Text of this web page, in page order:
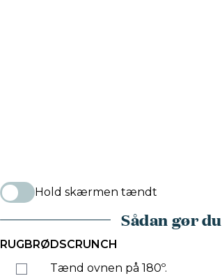
Hold skærmen tændt
Sådan gør du
RUGBRØDSCRUNCH
Tænd ovnen på 180º.